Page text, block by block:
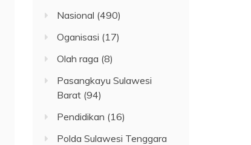
Nasional (490)
Oganisasi (17)
Olah raga (8)
Pasangkayu Sulawesi
Barat (94)
Pendidikan (16)
Polda Sulawesi Tenggara